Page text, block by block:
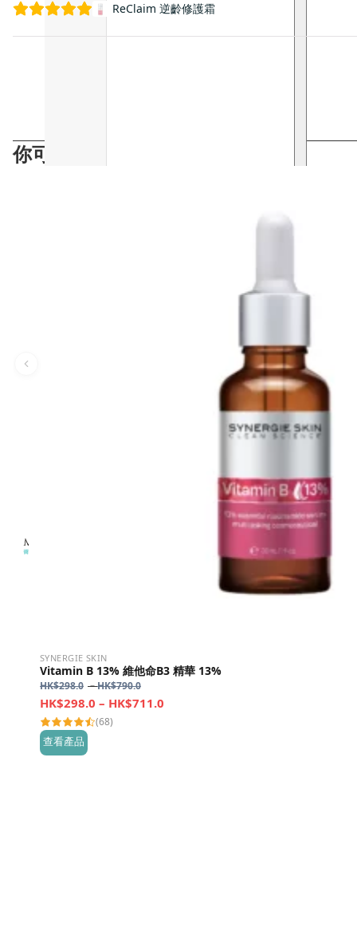
ReClaim 逆齡修護霜
你可能會喜歡
SYNERGIE SKIN
Vitamin B 13% 維他命B3 精華 13%
HK$298.0 –HK$790.0
range:
HK$298.0 – HK$711.0
(68)
查看產品